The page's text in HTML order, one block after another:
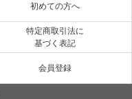
初めての方へ
特定商取引法に
基づく表記
会員登録